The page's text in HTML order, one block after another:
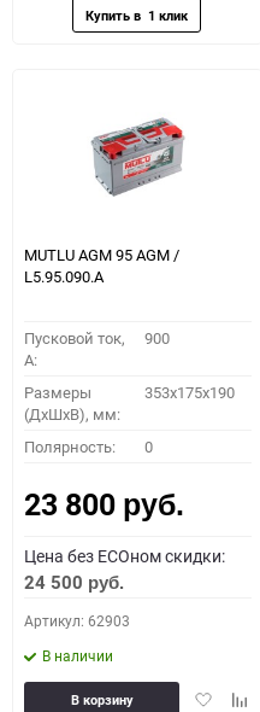
MUTLU AGM 95 AGM /
L5.95.090.A
Пусковой ток,
A:
900
Размеры
(ДхШхВ), мм:
353x175x190
Полярность: 0
23 800 руб.
Цена без ECOном скидки:
24 500 руб.
Артикул: 62903
В наличии
Добавить
В корзину